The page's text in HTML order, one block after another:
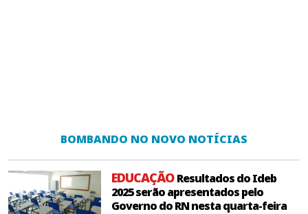
BOMBANDO NO NOVO NOTÍCIAS
EDUCAÇÃOResultados do Ideb
2025 serão apresentados pelo
Governo do RN nesta quarta-feira